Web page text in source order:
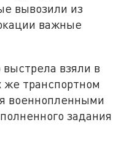
вывозили из
важные
взяли в
транспортном
военнопленными
задания